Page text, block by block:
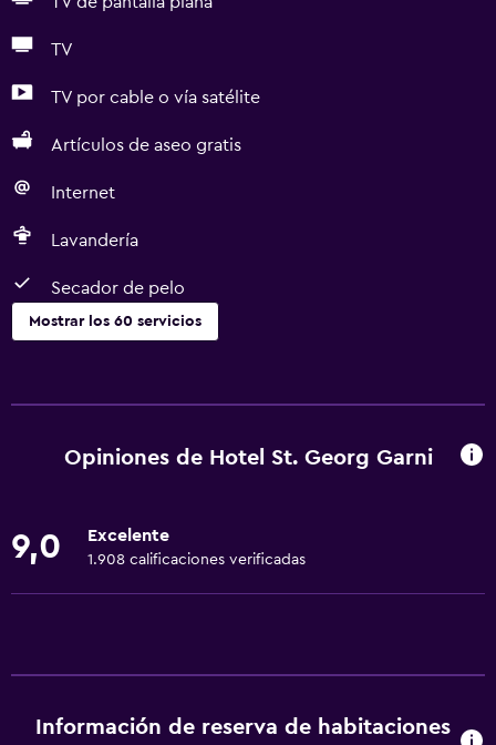
TV
TV por cable o vía satélite
Artículos de aseo gratis
Internet
Lavandería
Secador de pelo
Mostrar los 60 servicios
Wifi gratis
Toallas
Calefacción
Opiniones de Hotel St. Georg Garni
9,0 Excelente
1.908 calificaciones verificadas
Información de reserva de habitaciones